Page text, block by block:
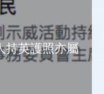
持英護照亦屬